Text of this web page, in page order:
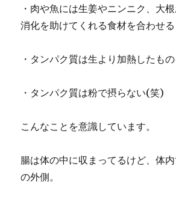
・肉や魚には生姜やニンニク、大
消化を助けてくれる食材を合わせる
・タンパク質は生より加熱したもの
・タンパク質は粉で摂らない(笑)
こんなことを意識しています。
腸は体の中に収まってるけど、体
の外側。